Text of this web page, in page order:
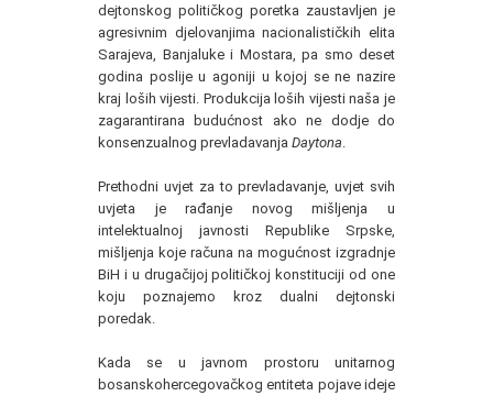
dejtonskog političkog poretka zaustavljen je
agresivnim djelovanjima nacionalističkih elita
Sarajeva, Banjaluke i Mostara, pa smo deset
godina poslije u agoniji u kojoj se ne nazire
kraj loših vijesti. Produkcija loših vijesti naša je
zagarantirana budućnost ako ne dodje do
konsenzualnog prevladavanja Daytona
Prethodni uvjet za to prevladavanje, uvjet svih
uvjeta je rađanje novog mišljenja u
intelektualnoj javnosti Republike Srpske,
mišljenja koje računa na mogućnost izgradnje
BiH i u drugačijoj političkoj konstituciji od one
koju poznajemo kroz dualni dejtonski
poredak.
Kada se u javnom prostoru unitarnog
bosanskohercegovačkog entiteta pojave ideje